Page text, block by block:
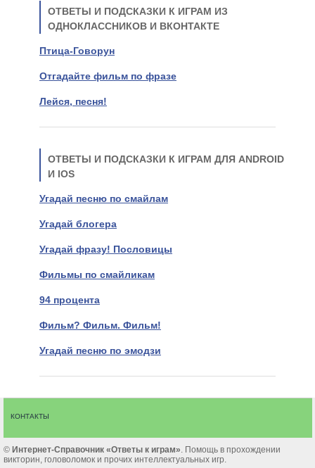
ОТВЕТЫ И ПОДСКАЗКИ К ИГРАМ ИЗ
ОДНОКЛАССНИКОВ И ВКОНТАКТЕ
Птица-Говорун
Отгадайте фильм по фразе
Лейся, песня!
ОТВЕТЫ И ПОДСКАЗКИ К ИГРАМ ДЛЯ ANDROID
И IOS
Угадай песню по смайлам
Угадай блогера
Угадай фразу! Пословицы
Фильмы по смайликам
94 процента
Фильм? Фильм. Фильм!
Угадай песню по эмодзи
КОНТАКТЫ
© Интернет-Cправочник «Ответы к играм» . Помощь в прохождении
викторин, головоломок и прочих интеллектуальных игр.